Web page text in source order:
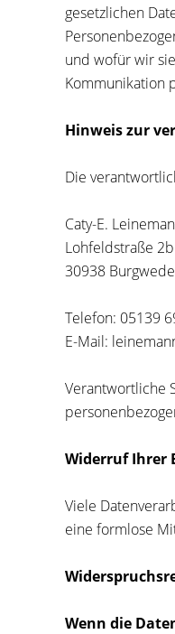
gesetzlichen
und wofür wir
Kommunikation
Hinweis zur
Die
Caty-E.
Lohfeldstraße 2b
30938
Telefon: 05139
E-Mail:
Verantwortliche
Widerruf Ihrer
Viele
eine formlose
Wenn die